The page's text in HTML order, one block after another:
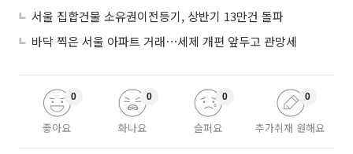
서울 집합건물 소유권이전등기, 상반기 13만건 돌파
바닥 찍은 서울 아파트 거래⋯세제 개편 앞두고 관망세
좋아요
0
화나요
0
슬퍼요
0
추가취재 원해요
0